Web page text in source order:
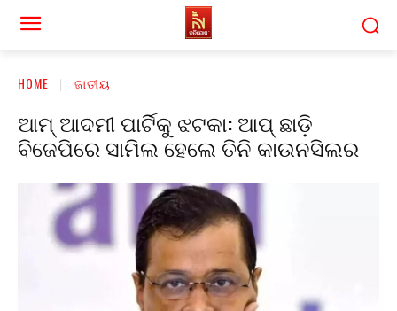
HOME ଜାତୀୟ
ଆମ୍ ଆଦମୀ ପାର୍ଟିକୁ ଝଟକା: ଆପ୍ ଛାଡ଼ି
ବିଜେପିରେ ସାମିଲ ହେଲେ ତିନି କାଉନସିଲର